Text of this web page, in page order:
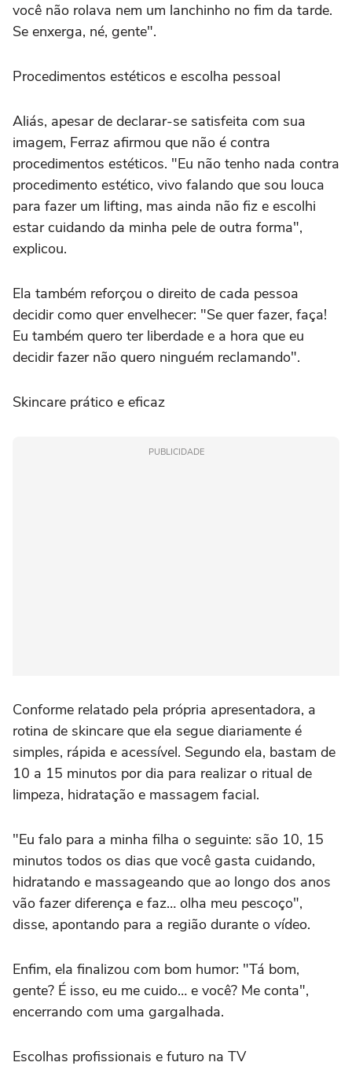
você não rolava nem um lanchinho no fim da tarde.
Se enxerga, né, gente".
Procedimentos estéticos e escolha pessoal
Aliás, apesar de declarar-se satisfeita com sua
imagem, Ferraz afirmou que não é contra
procedimentos estéticos. "Eu não tenho nada contra
procedimento estético, vivo falando que sou louca
para fazer um lifting, mas ainda não fiz e escolhi
estar cuidando da minha pele de outra forma",
explicou.
Ela também reforçou o direito de cada pessoa
decidir como quer envelhecer: "Se quer fazer, faça!
Eu também quero ter liberdade e a hora que eu
decidir fazer não quero ninguém reclamando".
Skincare prático e eficaz
PUBLICIDADE
Conforme relatado pela própria apresentadora, a
rotina de skincare que ela segue diariamente é
simples, rápida e acessível. Segundo ela, bastam de
10 a 15 minutos por dia para realizar o ritual de
limpeza, hidratação e massagem facial.
"Eu falo para a minha filha o seguinte: são 10, 15
minutos todos os dias que você gasta cuidando,
hidratando e massageando que ao longo dos anos
vão fazer diferença e faz… olha meu pescoço",
disse, apontando para a região durante o vídeo.
Enfim, ela finalizou com bom humor: "Tá bom,
gente? É isso, eu me cuido… e você? Me conta",
encerrando com uma gargalhada.
Escolhas profissionais e futuro na TV